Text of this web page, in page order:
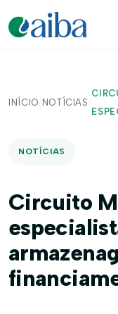
INÍCIO/ NOTÍCIAS /
NOTÍCIAS
Circuito